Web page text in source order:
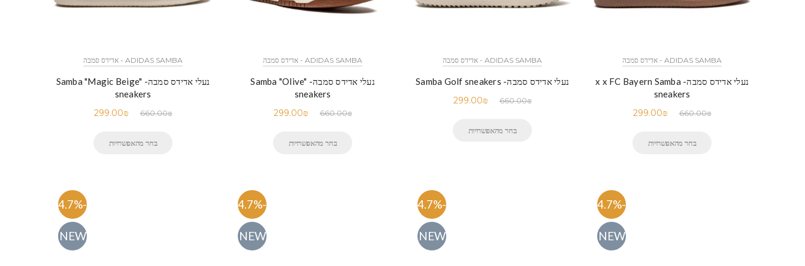
ADIDAS SAMBA - אדידס סמבה
נעלי אדידס סמבה- Samba "Magic Beige"
sneakers
660.00₪
299.00₪
בחר מהאפשרויות
ADIDAS SAMBA - אדידס סמבה
נעלי אדידס סמבה- Samba "Olive"
sneakers
660.00₪
299.00₪
בחר מהאפשרויות
ADIDAS SAMBA - אדידס סמבה
נעלי אדידס סמבה- Samba Golf sneakers
660.00₪
299.00₪
בחר מהאפשרויות
ADIDAS SAMBA - אדידס סמבה
נעלי אדידס סמבה- x x FC Bayern Samba
sneakers
660.00₪
299.00₪
בחר מהאפשרויות
-54.7%
NEW
-54.7%
NEW
-54.7%
NEW
-54.7%
NEW